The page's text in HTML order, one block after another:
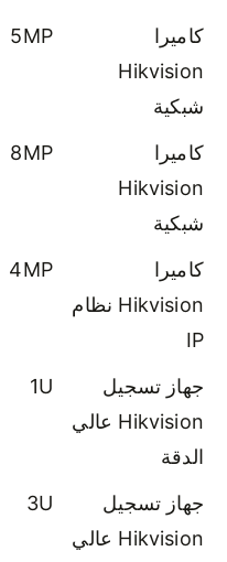
كاميرا
Hikvision
شبكية
5MP
كاميرا
Hikvision
شبكية
8MP
كاميرا
Hikvision نظام
IP
4MP
جهاز تسجيل
Hikvision عالي
الدقة
1U
جهاز تسجيل
Hikvision عالي
3U